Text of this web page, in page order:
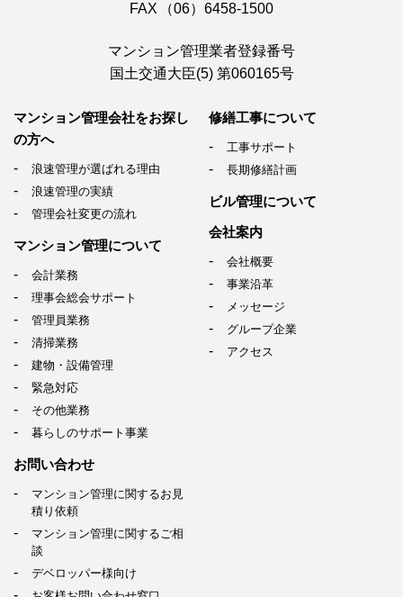
FAX
（06）6458-1500
マンション管理業者登録番号
国土交通大臣(5) 第060165号
マンション管理会社をお探し
の方へ
浪速管理が選ばれる理由
浪速管理の実績
管理会社変更の流れ
マンション管理について
会計業務
理事会総会サポート
管理員業務
清掃業務
建物・設備管理
緊急対応
その他業務
暮らしのサポート事業
修繕工事について
工事サポート
長期修繕計画
ビル管理について
会社案内
会社概要
事業沿革
メッセージ
グループ企業
アクセス
お問い合わせ
マンション管理に関するお見
積り依頼
マンション管理に関するご相
談
デベロッパー様向け